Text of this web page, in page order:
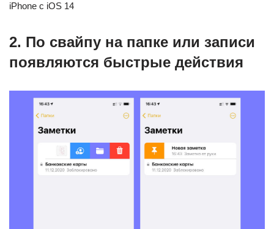
iPhone с iOS 14
2. По свайпу на папке или записи
появляются быстрые действия